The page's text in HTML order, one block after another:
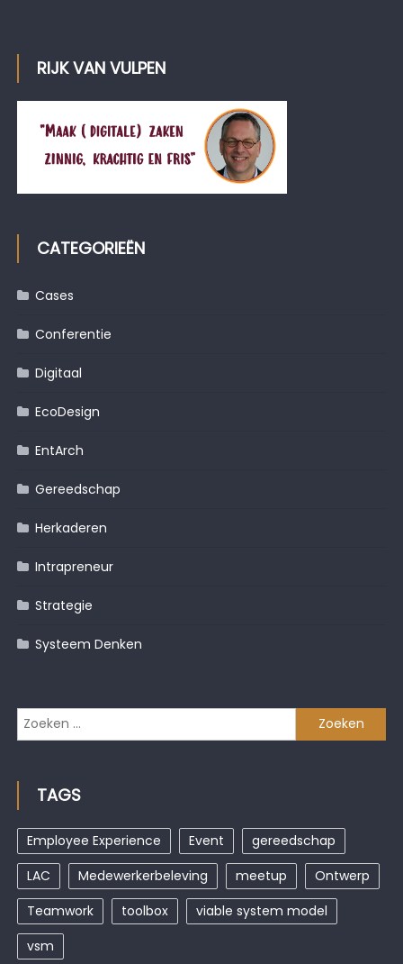
RIJK VAN VULPEN
CATEGORIEËN
Cases
Conferentie
Digitaal
EcoDesign
EntArch
Gereedschap
Herkaderen
Intrapreneur
Strategie
Systeem Denken
Zoeken
naar:
TAGS
Employee Experience Event
gereedschap
LAC
Medewerkerbeleving meetup
Ontwerp
Teamwork
toolbox
viable system model
vsm